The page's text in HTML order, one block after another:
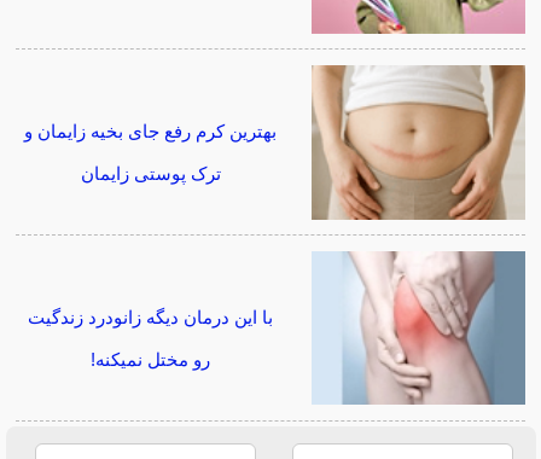
بهترین کرم رفع جای بخیه زایمان و
ترک پوستی زایمان
با این درمان دیگه زانودرد زندگیت
رو مختل نمیکنه!